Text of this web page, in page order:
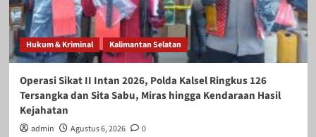
Hukum & Kriminal Kalimantan Selatan
Operasi Sikat II Intan 2026, Polda Kalsel Ringkus 126
Tersangka dan Sita Sabu, Miras hingga Kendaraan Hasil
Kejahatan
admin Agustus 6, 2026 0